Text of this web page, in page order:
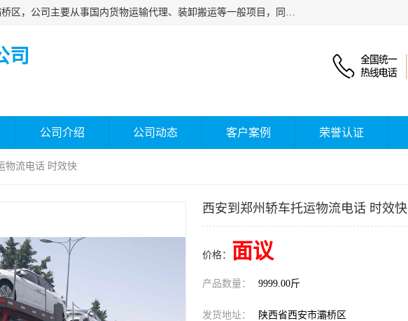
西安福鸿祥物流有限公司成立于2021年，位于陕西省西安市灞桥区，公司主要从事国内货物运输代理、装卸搬运等一般项目，同时具备道路货物运输（不含危险货物）的许可资质。凭借专业的物流服务和*的运输能力，公司致力于为客户提供安全、可靠的物流解决方案，满足多样化的运输需求，助力企业*运营。
司
公司介绍 公司动态 客户案例 荣誉认证
物流电话 时效快
西安到郑州轿车托运物流电话 时效快
价格： 面议
产品数量： 9999.00斤
发货地址： 陕西省西安市灞桥区